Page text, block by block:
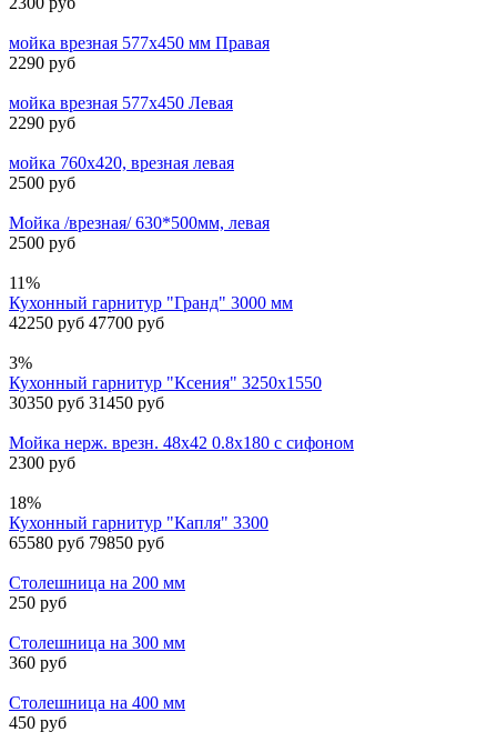
мойка врезная 577х450 мм Правая
2290 руб
мойка врезная 577х450 Левая
2290 руб
мойка 760х420, врезная левая
2500 руб
Мойка /врезная/ 630*500мм, левая
2500 руб
11%
Кухонный гарнитур "Гранд" 3000 мм
42250 руб 47700 руб
3%
Кухонный гарнитур "Ксения" 3250х1550
30350 руб 31450 руб
Мойка нерж. врезн. 48х42 0.8х180 с сифоном
2300 руб
18%
Кухонный гарнитур "Капля" 3300
65580 руб 79850 руб
Столешница на 200 мм
250 руб
Столешница на 300 мм
360 руб
Столешница на 400 мм
450 руб